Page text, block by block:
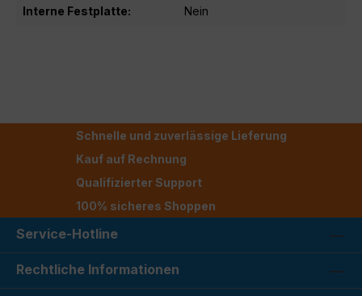
Interne Festplatte: Nein
Schnelle und zuverlässige Lieferung
Kauf auf Rechnung
Qualifizierter Support
100% sicheres Shoppen
Service-Hotline
Rechtliche Informationen